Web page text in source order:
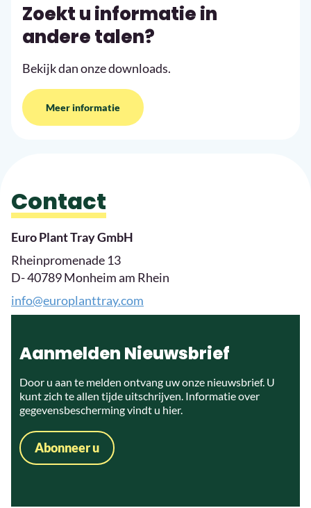
Zoekt u informatie in
andere talen?
Bekijk dan onze downloads.
Meer informatie
Contact
Euro Plant Tray GmbH
Rheinpromenade 13
D- 40789 Monheim am Rhein
info@europlanttray.com
Aanmelden Nieuwsbrief
Door u aan te melden ontvang uw onze nieuwsbrief. U
kunt zich te allen tijde uitschrijven. Informatie over
gegevensbescherming vindt u hier.
Abonneer u